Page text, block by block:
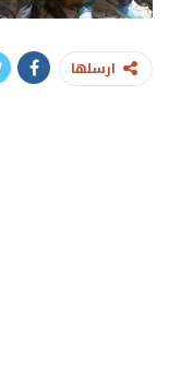
ارسلها